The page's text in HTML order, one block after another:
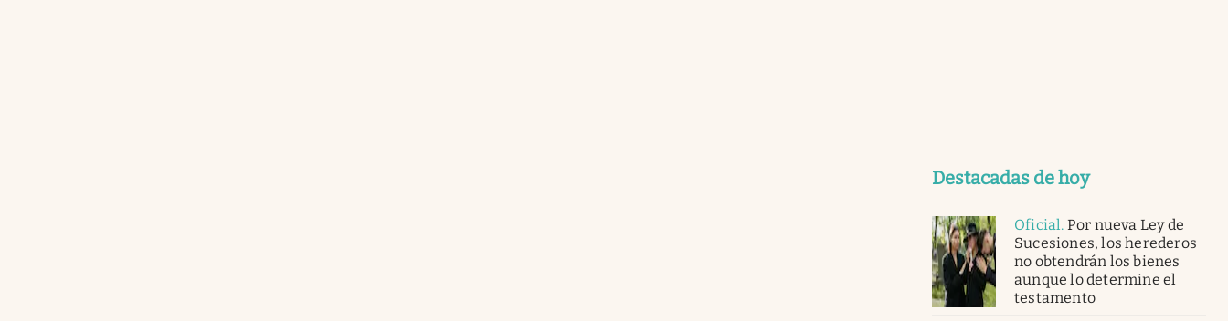
Destacadas de hoy
Oficial. Por nueva Ley de
Sucesiones, los herederos
no obtendrán los bienes
aunque lo determine el
testamento